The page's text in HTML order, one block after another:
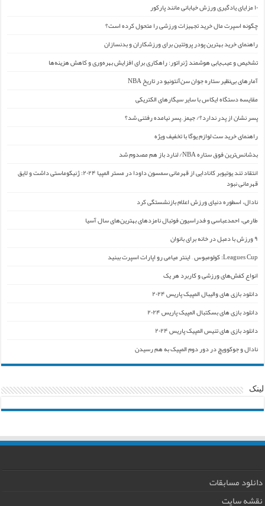
۱۰ مزایای یادگیری ورزش خیابانی مانند پارکور
چگونه اسپرت مال خرید تجهیزات ورزشی را متحول کرده است؟
راهنمای خرید بهترین پودر پروتئین برای ورزشکاران و بدنسازان
تشخیص و عیب‌یابی هوشمند ژنراتور: راهکاری برای افزایش بهره‌وری و کاهش هزینه‌ها
آمارهای بی‌نظیر ستاره جوان سن‌آنتونیو در تاریخ NBA
مقایسه دستگاه ایکاس با سایر سیگارهای الکتریکی
پسر نشان از پدر ندارد؟/ جیمز ِ پسر نیامده رفتنی شد؟
راهنمای خرید ست لوازم یوگا با تخفیف ویژه
بدشانس‌ترین فوق ستاره NBA/ لنارد باز هم مصدوم شد
انتقاد تند یوتیوبر کانادایی از قهرمانی سمسون داودا در مستر المپیا ۲۰۲۴: ژنیکوماستی داشت و لایق
قهرمانی نبود
نادال، اسطوره دنیای ورزش اعلام بازنشستگی کرد
طارمی، احمدعباسی و فدراسیون فوتبال نامزدهای بهترین‌های سال آسیا
۹ ورزش با دمبل در خانه برای بانوان
Leagues Cup: کولومبوس – اینتر میامی رو اپارات اسپرت ببنید
انواع کفش‌های ورزشی و کاربرد هر یک
دانلود بازی های والیبال المپیک پاریس ۲۰۲۴
دانلود بازی های بسکتبال المپیک پاریس ۲۰۲۴
دانلود بازی های تنیس المپیک پاریس ۲۰۲۴
نادال و جوکوویچ در دور دوم المپیک به هم رسیدن
لینک
دانلود مسابقات
نقشه سایت